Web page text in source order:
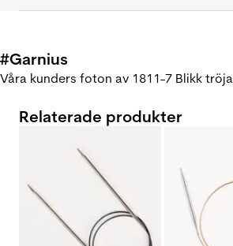
#Garnius
Våra kunders foton av 1811-7 Blikk tröja
Relaterade produkter